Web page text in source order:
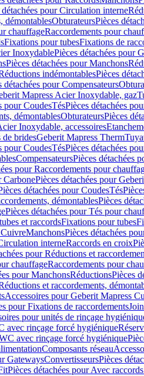
détachées pour Circulation interne
démontablesObturateursPièces
chauffageRaccordements pour
Fixations pour tubesFixations de
InoxydablePièces détachées pour
Pièces détachées pour Manchons
indémontablesPièces
détachées pour Compensateurs
Mapress Acier Inoxydable, gaz
pour CoudesTésPièces détachées
démontablesObturateursPièces
Inoxydable, accessoires
de bridesGeberit Mapress Therm
pour CoudesTésPièces détachées
CompensateursPièces détachées
pour Raccordements pour
CarbonePièces détachées pour
détachées pour CoudesTés
démontablesPièces
Pièces détachées pour Tés pour
et raccordsFixations pour tubes
CuivreManchonsPièces détachées
interneRaccords en croix
pour Réductions et
chauffageRaccordements pour
pour ManchonsRéductionsPièces
et raccordements,
Accessoires pour Geberit Mapress
pour Fixations de raccordements
pour unités de rinçage
avec rinçage forcé hygiénique
avec rinçage forcé hygiénique
Composants réseau
GatewaysConvertisseursPièces
Pièces détachées pour Avec